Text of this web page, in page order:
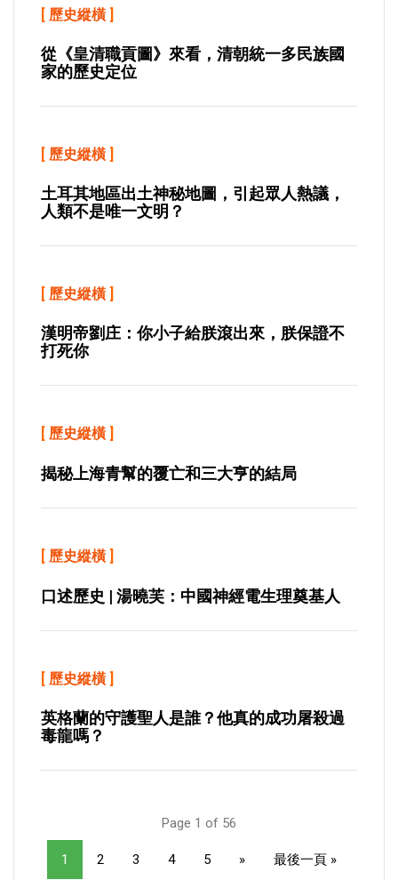
[ 歷史縱橫 ]
從《皇清職貢圖》來看，清朝統一多民族國
家的歷史定位
[ 歷史縱橫 ]
土耳其地區出土神秘地圖，引起眾人熱議，
人類不是唯一文明？
[ 歷史縱橫 ]
漢明帝劉庄：你小子給朕滾出來，朕保證不
打死你
[ 歷史縱橫 ]
揭秘上海青幫的覆亡和三大亨的結局
[ 歷史縱橫 ]
口述歷史 | 湯曉芙：中國神經電生理奠基人
[ 歷史縱橫 ]
英格蘭的守護聖人是誰？他真的成功屠殺過
毒龍嗎？
Page 1 of 56
1 2 3 4 5 » 最後一頁 »